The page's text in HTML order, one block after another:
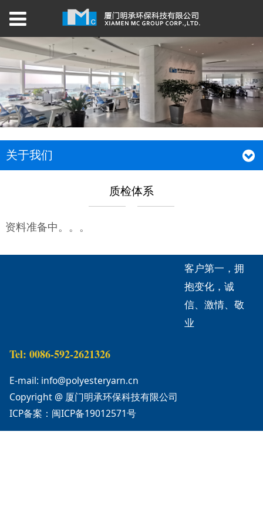
关于我们
质检体系
资料准备中。。。
客户第一，拥
抱变化，诚
信、激情、敬
业
Tel: 0086-592-2621326
E-mail: info@polyesteryarn.cn
Copyright @ 厦门明承环保科技有限公司
ICP备案：闽ICP备19012571号